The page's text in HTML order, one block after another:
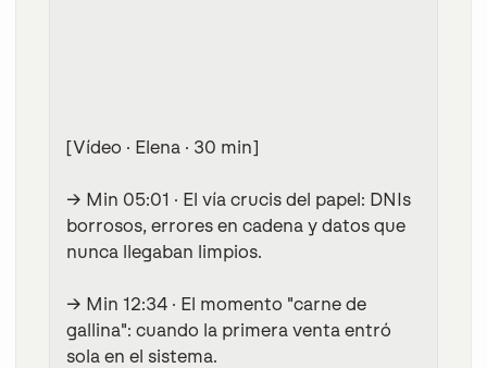
[Vídeo · Elena · 30 min]
→ Min 05:01 · El vía crucis del papel: DNIs
borrosos, errores en cadena y datos que
nunca llegaban limpios.
→ Min 12:34 · El momento "carne de
gallina": cuando la primera venta entró
sola en el sistema.